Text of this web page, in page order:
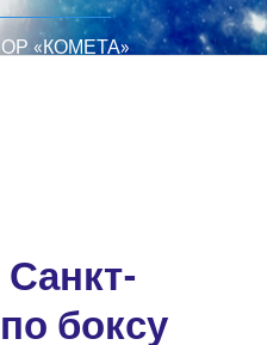
«КОМЕТА»
боксу